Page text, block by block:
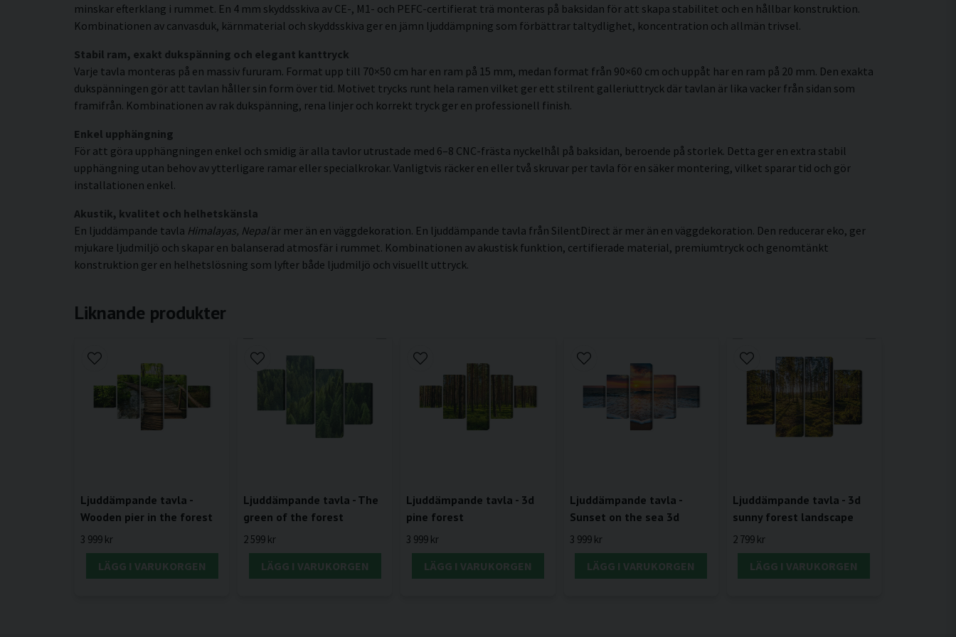
minskar efterklang i rummet. En 4 mm skyddsskiva av CE-, M1- och PEFC-certifierat trä monteras på baksidan för att skapa stabilitet och en hållbar konstruktion.
Kombinationen av canvasduk, kärnmaterial och skyddsskiva ger en jämn ljuddämpning som förbättrar taltydlighet, koncentration och allmän trivsel.
Stabil ram, exakt dukspänning och elegant kanttryck
Varje tavla monteras på en massiv fururam. Format upp till 70×50 cm har en ram på 15 mm, medan format från 90×60 cm och uppåt har en ram på 20 mm. Den exakta
dukspänningen gör att tavlan håller sin form över tid. Motivet trycks runt hela ramen vilket ger ett stilrent galleriuttryck där tavlan är lika vacker från sidan som
framifrån. Kombinationen av rak dukspänning, rena linjer och korrekt tryck ger en professionell finish.
Enkel upphängning
För att göra upphängningen enkel och smidig är alla tavlor utrustade med 6–8 CNC-frästa nyckelhål på baksidan, beroende på storlek. Detta ger en extra stabil
upphängning utan behov av ytterligare ramar eller specialkrokar. Vanligtvis räcker en eller två skruvar per tavla för en säker montering, vilket sparar tid och gör
installationen enkel.
Akustik, kvalitet och helhetskänsla
En ljuddämpande tavla Himalayas, Nepalär mer än en väggdekoration. En ljuddämpande tavla från SilentDirect är mer än en väggdekoration. Den reducerar eko, ger
mjukare ljudmiljö och skapar en balanserad atmosfär i rummet. Kombinationen av akustisk funktion, certifierade material, premiumtryck och genomtänkt
konstruktion ger en helhetslösning som lyfter både ljudmiljö och visuellt uttryck.
Liknande produkter
Ljuddämpande tavla -
Wooden pier in the forest
3 999 kr
LÄGG I VARUKORGEN
Ljuddämpande tavla - The
green of the forest
2 599 kr
LÄGG I VARUKORGEN
Ljuddämpande tavla - 3d
pine forest
3 999 kr
LÄGG I VARUKORGEN
Ljuddämpande tavla -
Sunset on the sea 3d
3 999 kr
LÄGG I VARUKORGEN
Ljuddämpande tavla - 3d
sunny forest landscape
2 799 kr
LÄGG I VARUKORGEN